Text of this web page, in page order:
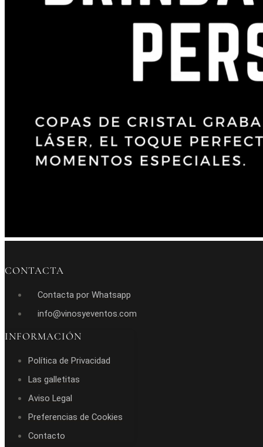
CONTACTA
Contacta por Whatsapp
info@vinosyeventos.com
INFORMACIÓN
Política de Privacidad
Las galletitas
Aviso Legal
Preferencias de Cookies
Contacto